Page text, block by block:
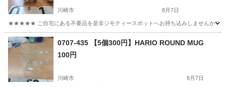
川崎市 8月7日
★★★★★ ご自宅にある不要品を是非ジモティースポットへお持ち込みしませんか？
神奈川 川崎市 九谷焼
0707-435 【5個300円】HARIO ROUND MUG
100円
川崎市 8月7日